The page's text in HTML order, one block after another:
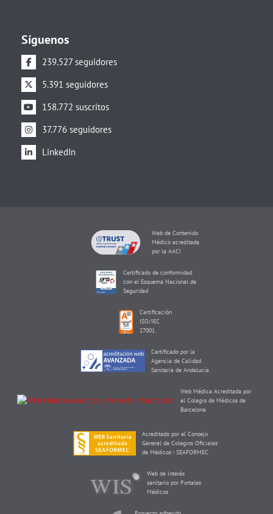
Síguenos
239.527 seguidores
5.391 seguidores
158.772 suscritos
37.776 seguidores
LinkedIn
Web de Contenido
Médico acreditada
por la AACI
Certificado de conformidad
con el Esquema Nacional de
Seguridad
Certificación
ISO/IEC
27001
Certificado por la
Agencia de Calidad
Sanitaria de Andalucía
Web Médica Acreditada por
el Colegio de Médicos de
Barcelona
Acreditado por el Consejo
General de Colegios Oficiales
de Médicos - SEAFORMEC
Web de interés
sanitario por Portales
Médicos